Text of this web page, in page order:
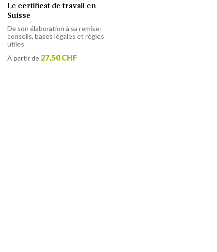
Le certificat de travail en
Suisse
De son élaboration à sa remise:
conseils, bases légales et règles
utiles
À partir de 27,50 CHF